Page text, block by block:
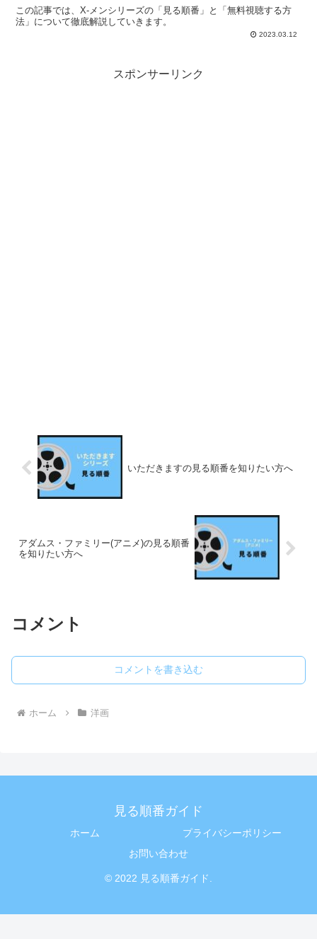
この記事では、X-メンシリーズの「見る順番」と「無料視聴する方
法」について徹底解説していきます。
2023.03.12
スポンサーリンク
いただきますの見る順番を知りたい方へ
アダムス・ファミリー(アニメ)の見る順番
を知りたい方へ
コメント
コメントを書き込む
ホーム 洋画
見る順番ガイド
ホーム
プライバシーポリシー
お問い合わせ
© 2022 見る順番ガイド.